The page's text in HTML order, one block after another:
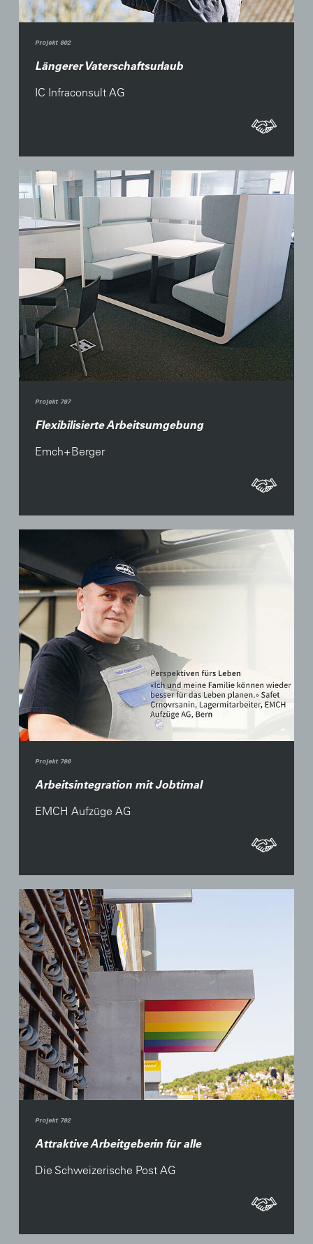
Projekt 802
Längerer Vaterschaftsurlaub
IC Infraconsult AG
Projekt 797
Flexibilisierte Arbeitsumgebung
Emch+Berger
Projekt 796
Arbeitsintegration mit Jobtimal
EMCH Aufzüge AG
Projekt 792
Attraktive Arbeitgeberin für alle
Die Schweizerische Post AG